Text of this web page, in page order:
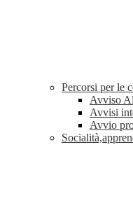
Percorsi per le
Avviso
Avvisi
Avvio